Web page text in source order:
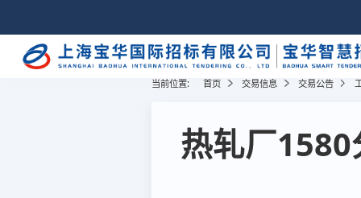
当前位置: 首页 交易信息 交易公告
热轧厂